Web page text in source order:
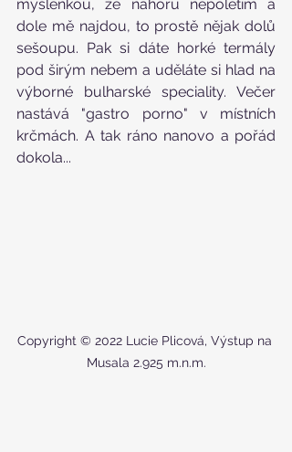
myšlenkou, že nahoru nepoletím a
dole mě najdou, to prostě nějak dolů
sešoupu. Pak si dáte horké termály
pod širým nebem a uděláte si hlad na
výborné bulharské speciality. Večer
nastává "gastro porno" v místních
krčmách. A tak ráno nanovo a pořád
dokola...
Copyright © 2022 Lucie Plicová, Výstup na
Musala 2.925 m.n.m.